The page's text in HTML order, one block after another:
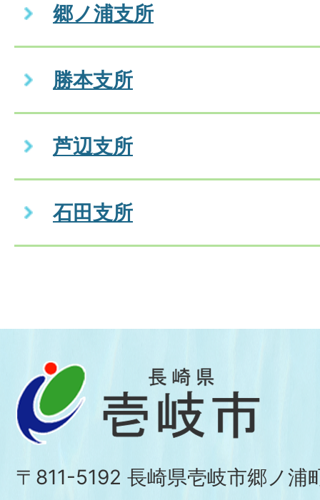
郷ノ浦支所
勝本支所
芦辺支所
石田支所
〒811-5192 長崎県壱岐市郷ノ浦